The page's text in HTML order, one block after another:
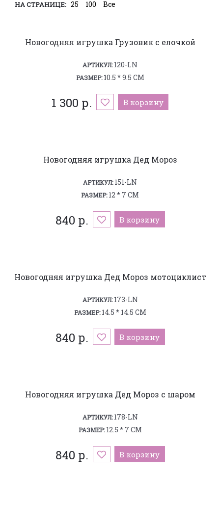
НА СТРАНИЦЕ: 25 100 Все
Новогодняя игрушка Грузовик с елочкой
АРТИКУЛ:120-LN
РАЗМЕР:10.5 * 9.5 СМ
1 300 р. В корзину
Новогодняя игрушка Дед Мороз
АРТИКУЛ:151-LN
РАЗМЕР:12 * 7 СМ
840 р. В корзину
Новогодняя игрушка Дед Мороз мотоциклист
АРТИКУЛ:173-LN
РАЗМЕР:14.5 * 14.5 СМ
840 р. В корзину
Новогодняя игрушка Дед Мороз с шаром
АРТИКУЛ:178-LN
РАЗМЕР:12.5 * 7 СМ
840 р. В корзину